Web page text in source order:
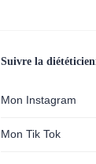
Suivre la
Mon Instagram
Mon Tik Tok